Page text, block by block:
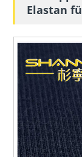
Elastan